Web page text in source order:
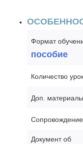
Формат
пособие
Количество
Доп.
Документ об